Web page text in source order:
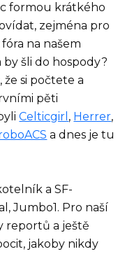
formou krátkého
zejména pro
na našem
by šli do hospody?
si počtete a
pěti
Celticgirl , Herrer,
a dnes je tu
a SF-
Jumbo1. Pro naší
reportů a ještě
jakoby nikdy